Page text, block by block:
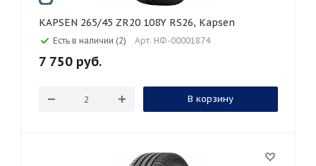
KAPSEN 265/45 ZR20 108Y RS26, Kapsen
Есть в наличии (2) Арт: НФ-00001874
7 750 руб.
В корзину